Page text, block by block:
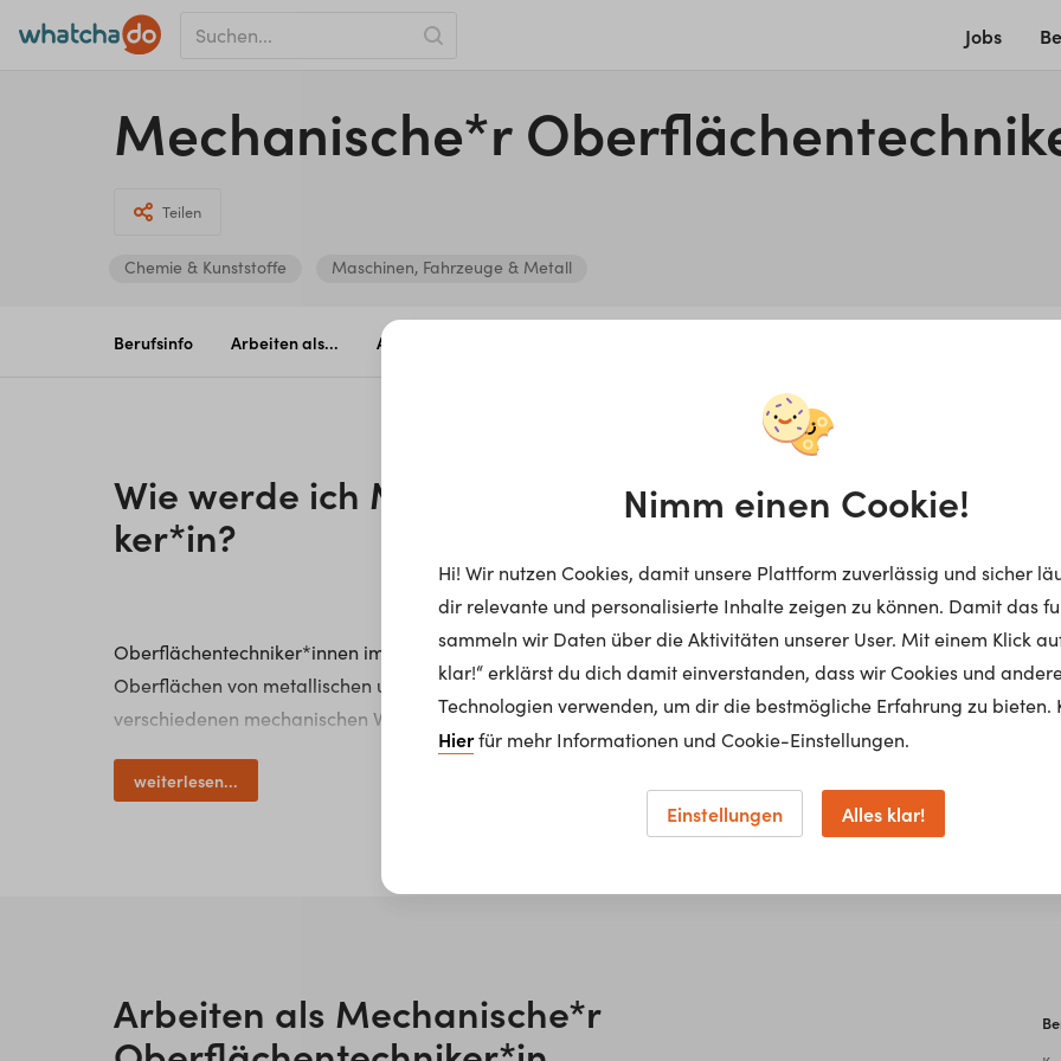
Jobs
Me­cha­ni­sche*r
Teilen
Chemie & Kunststoffe Maschinen, Fahrzeuge & Metall
Berufsinfo Arbeiten als... Aus- & Weiterbildung
Wie werde ich Me­cha­ni­sche*r O­ber­flä­chen­tech­ni­
ker*in?
Oberflächentechniker*innen im Bereich mechanische Oberflächentechnik veredeln und verschönern die
Oberflächen von metallischen und nichtmetallischen Gegenständen. Sie bearbeiten die Werkstücke mit
verschiedenen mechanischen Verfahren und Techniken wie z. B. Schleifen, Polieren, Bürsten, Glänzen
usw. Dabei kommen verschiedene Handwerkzeuge, Maschinen, Anlagen und Geräte zum Einsatz.
Oberflächentechniker*innen - Mechanische Oberflächentechnik arbeiten in Werkstätten und
Produktionshallen von Gewerbe- und Industriebetrieben im Team mit Berufskolleg*innen, Vorgesetzten
weiterlesen...
Arbeiten als Mechanische*r
Nimm einen Cookie!
Hi! Wir nutzen Cookies, damit unsere Plattform zuverlässig und sicher
dir relevante und personalisierte Inhalte zeigen zu können. Damit das
sammeln wir Daten über die Aktivitäten unserer User. Mit einem Klick
klar!“ erklärst du dich damit einverstanden, dass wir Cookies und
Technologien verwenden, um dir die bestmögliche Erfahrung zu bieten.
Hierfür mehr Informationen und Cookie-Einstellungen.
Einstellungen Alles klar!